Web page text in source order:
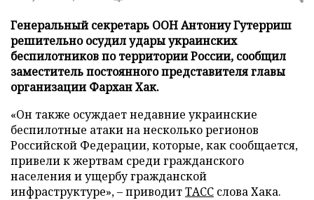
Генеральный секретарь ООН Антониу Гутерриш
решительно осудил удары украинских
беспилотников по территории России, сообщил
заместитель постоянного представителя главы
организации Фархан Хак.
«Он также осуждает недавние украинские
беспилотные атаки на несколько регионов
Российской Федерации, которые, как сообщается,
привели к жертвам среди гражданского
населения и ущербу гражданской
инфраструктуре», – приводитТАСС слова Хака.